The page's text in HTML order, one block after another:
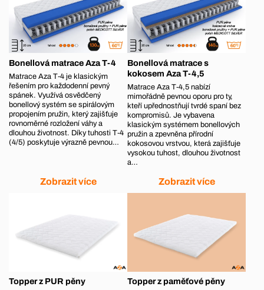
Bonellová matrace Aza T-4
Matrace Aza T‑4 je klasickým
řešením pro každodenní pevný
spánek. Využívá osvědčený
bonellový systém se spirálovým
propojením pružin, který zajišťuje
rovnoměrné rozložení váhy a
dlouhou životnost. Díky tuhosti T‑4
(4/5) poskytuje výrazně pevnou…
Zobrazit více
Bonellová matrace s
kokosem Aza T-4,5
Matrace Aza T‑4,5 nabízí
mimořádně pevnou oporu pro ty,
kteří upřednostňují tvrdé spaní bez
kompromisů. Je vybavena
klasickým systémem bonellových
pružin a zpevněna přírodní
kokosovou vrstvou, která zajišťuje
vysokou tuhost, dlouhou životnost
a…
Zobrazit více
Topper z PUR pěny Topper z paměťové pěny